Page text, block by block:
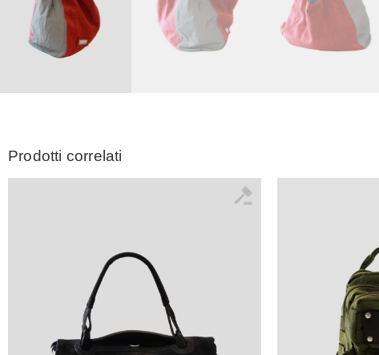
Prodotti correlati